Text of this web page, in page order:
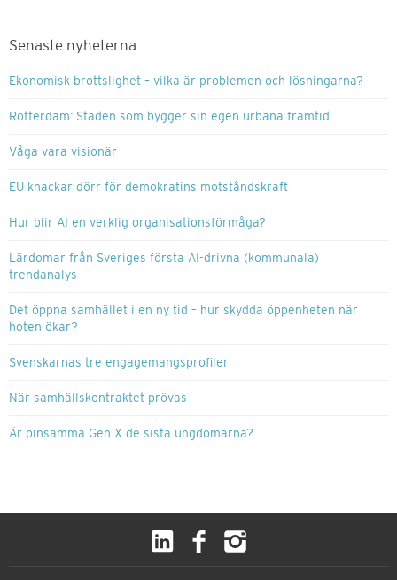
Senaste nyheterna
Ekonomisk brottslighet – vilka är problemen och lösningarna?
Rotterdam: Staden som bygger sin egen urbana framtid
Våga vara visionär
EU knackar dörr för demokratins motståndskraft
Hur blir AI en verklig organisationsförmåga?
Lärdomar från Sveriges första AI-drivna (kommunala)
trendanalys
Det öppna samhället i en ny tid – hur skydda öppenheten när
hoten ökar?
Svenskarnas tre engagemangsprofiler
När samhällskontraktet prövas
Är pinsamma Gen X de sista ungdomarna?